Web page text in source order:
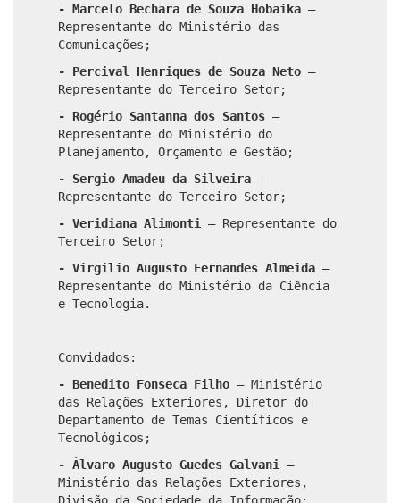
- Marcelo Bechara de Souza Hobaika –
Representante do Ministério das
Comunicações;
- Percival Henriques de Souza Neto –
Representante do Terceiro Setor;
- Rogério Santanna dos Santos –
Representante do Ministério do
Planejamento, Orçamento e Gestão;
- Sergio Amadeu da Silveira –
Representante do Terceiro Setor;
- Veridiana Alimonti
– Representante do
Terceiro Setor;
- Virgilio Augusto Fernandes Almeida –
Representante do Ministério da Ciência
e Tecnologia.
Convidados:
- Benedito Fonseca Filho – Ministério
das Relações Exteriores, Diretor do
Departamento de Temas Científicos e
Tecnológicos;
- Álvaro Augusto Guedes Galvani
–
Ministério das Relações Exteriores,
Divisão da Sociedade da Informação;